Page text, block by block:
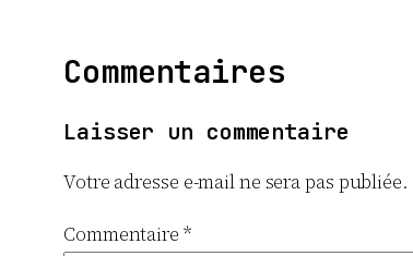
Commentaires
Laisser un commentaire
Votre adresse e-mail ne sera pas publiée.
Commentaire *